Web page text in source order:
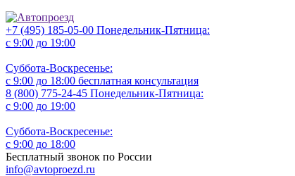
+7 (495) 185-05-00 Понедельник-Пятница:
с 9:00 до 19:00
Суббота-Воскресенье:
с 9:00 до 18:00 бесплатная консультация
8 (800) 775-24-45 Понедельник-Пятница:
с 9:00 до 19:00
Суббота-Воскресенье:
с 9:00 до 18:00
Бесплатный звонок по России
info@avtoproezd.ru